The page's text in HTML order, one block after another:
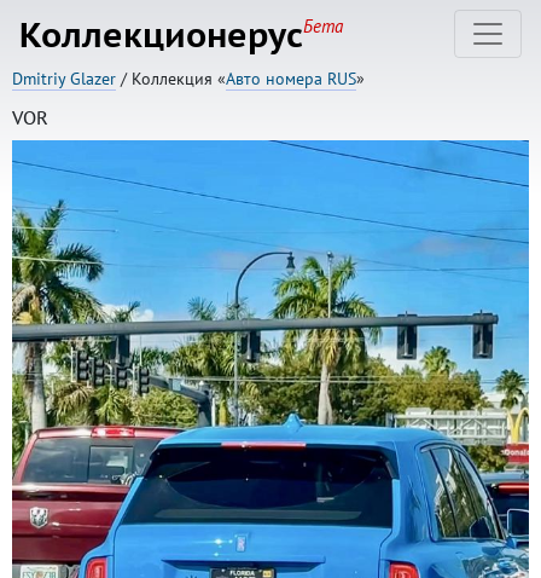
КоллекционерусБета
Dmitriy Glazer / Коллекция «Авто номера RUS»
VOR